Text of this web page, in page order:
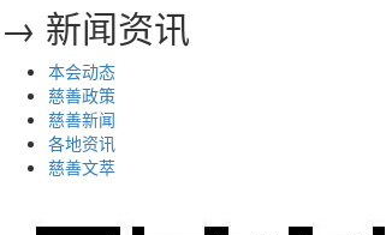
→ 新闻资讯
本会动态
慈善政策
慈善新闻
各地资讯
慈善文萃